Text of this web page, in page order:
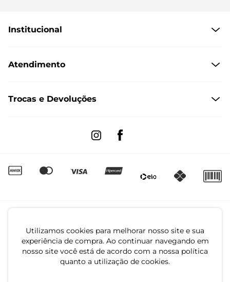
Utilizamos cookies para melhorar nosso site e sua
experiência de compra. Ao continuar navegando em
nosso site você está de acordo com a nossa política
quanto a utilização de cookies.
Institucional
Políticas de Privacidade
Formas de Entrega
Regulamento de Promoções
Canal de Denúncias | Ética
Atendimento
Fale conosco pelo WhatsApp
Trocas e Devoluções